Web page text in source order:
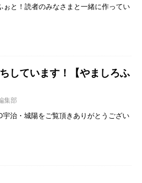
ぉと！読者のみなさまと一緒に作ってい
しています！【やましろふ
集部
治・城陽をご覧頂きありがとうござい